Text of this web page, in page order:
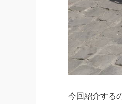
今回紹介する